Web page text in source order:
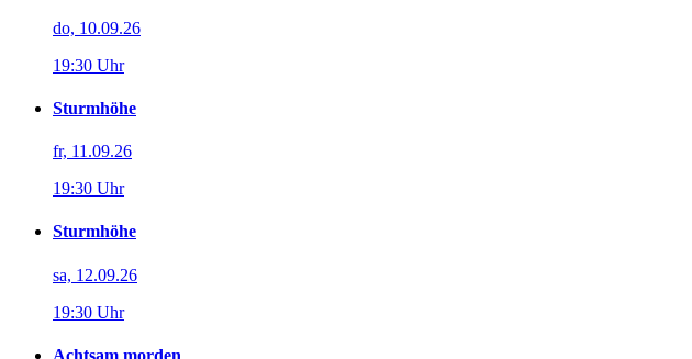
do, 10.09.26
19:30 Uhr
Sturmhöhe
fr, 11.09.26
19:30 Uhr
Sturmhöhe
sa, 12.09.26
19:30 Uhr
Achtsam morden